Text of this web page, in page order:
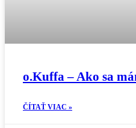
o.Kuffa – Ako sa
ČÍTAŤ VIAC »